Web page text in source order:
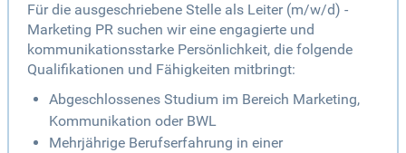
Für die ausgeschriebene Stelle als Leiter (m/w/d) -
Marketing PR suchen wir eine engagierte und
kommunikationsstarke Persönlichkeit, die folgende
Qualifikationen und Fähigkeiten mitbringt:
Abgeschlossenes Studium im Bereich Marketing,
Kommunikation oder BWL
Mehrjährige Berufserfahrung in einer